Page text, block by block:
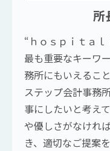
所
“ｈｏｓｐｉｔａ
最も重要なキーワ
務所にもいえること
ステップ会計事務
事にしたいと考え
や優しさがなけれ
き、適切なご提案